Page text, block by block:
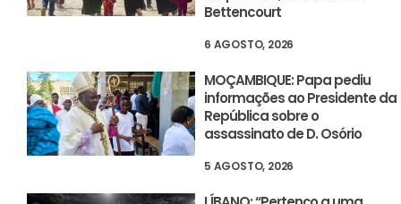
Bettencourt
6 AGOSTO, 2026
MOÇAMBIQUE: Papa pediu
informações ao Presidente da
República sobre o
assassinato de D. Osório
5 AGOSTO, 2026